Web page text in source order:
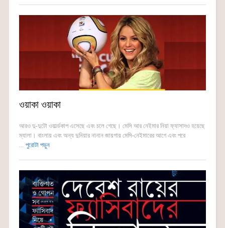
ওয়াকা ওয়াকা
আরও দু-দুটো ওয়ার্ল্ডকাপ এসেছে এবং চলে গেছে। মেসি আর নেইমার নিয়া ফ্যাসাদও হয়েছে
ম্যালা। বাংলায় এবং অন্য দুনিয়ার নানান জায়গায় মেসি-নেইমারের আগে এবং পরে
... পুরোটা পড়ুন